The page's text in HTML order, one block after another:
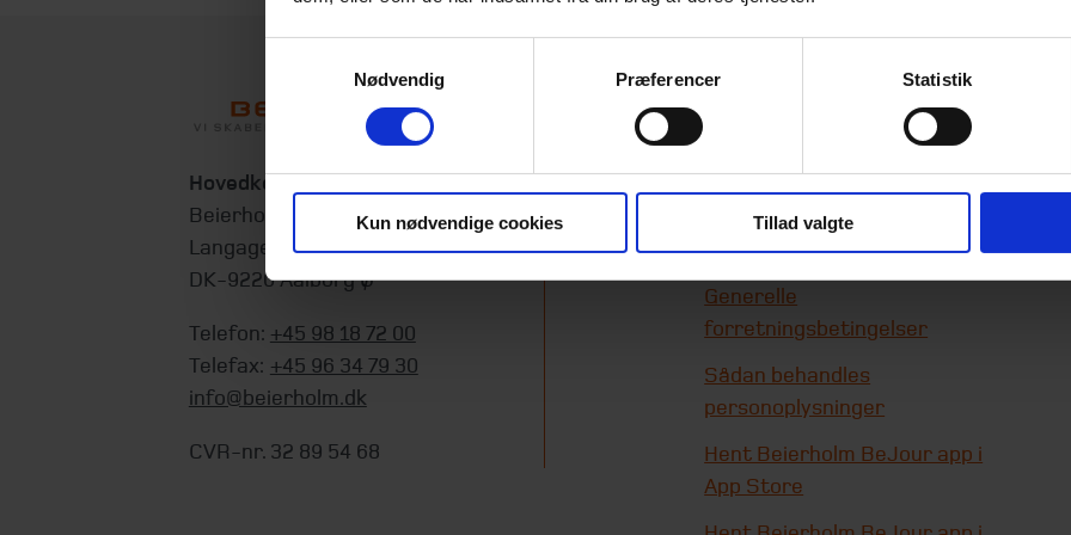
Nødvendig
Præferencer Statistik
Kun nødvendige cookies Tillad valgte
Hovedkontor
Beierholm
Langagervej 1
DK-9220 Aalborg Ø
Telefon: +45 98 18 72 00
Telefax: +45 96 34 79 30
info@beierholm.dk
CVR-nr. 32 89 54 68
Beierholms
Cookie-information
Generelle
forretningsbetingelser
Sådan behandles
personoplysninger
Hent Beierholm BeJour app i
App Store